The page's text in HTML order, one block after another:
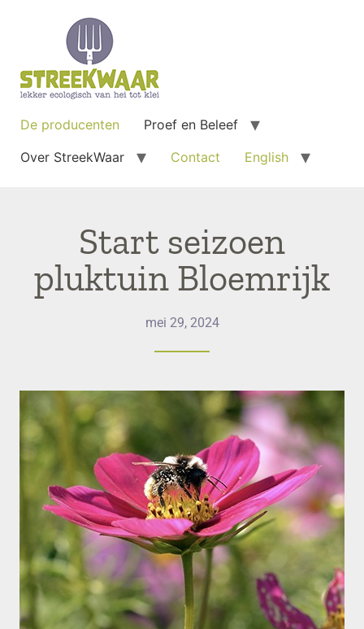
De producenten
Proef en Beleef
Over StreekWaar
Contact English
Start seizoen
pluktuin Bloemrijk
mei 29, 2024